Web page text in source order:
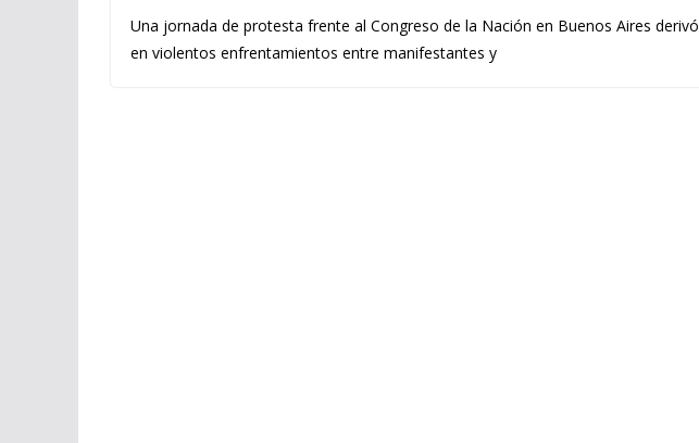
Una jornada de protesta frente al Congreso de la Nación en Buenos Aires derivó
en violentos enfrentamientos entre manifestantes y